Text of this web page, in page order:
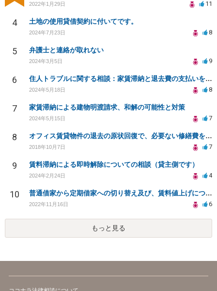
2022年1月29日 11
4 土地の使用貸借契約に付いてです。
2024年7月23日 8
5 弁護士と連絡が取れない
2024年3月5日 9
6 住人トラブルに関する相談：家賃滞納と退去費の支払いを拒否され、管理鍵の横領も発生
2024年5月18日 8
7 家賃滞納による建物明渡請求、和解の可能性と対策
2024年5月15日 7
8 オフィス賃貸物件の退去の原状回復で、必要ない修繕費を請求されている
2018年10月7日 7
9 賃料滞納による即時解除についての相談（貸主側です）
2024年2月24日 4
10 普通借家から定期借家への切り替え及び、賃料値上げについて
2022年11月16日 6
もっと見る